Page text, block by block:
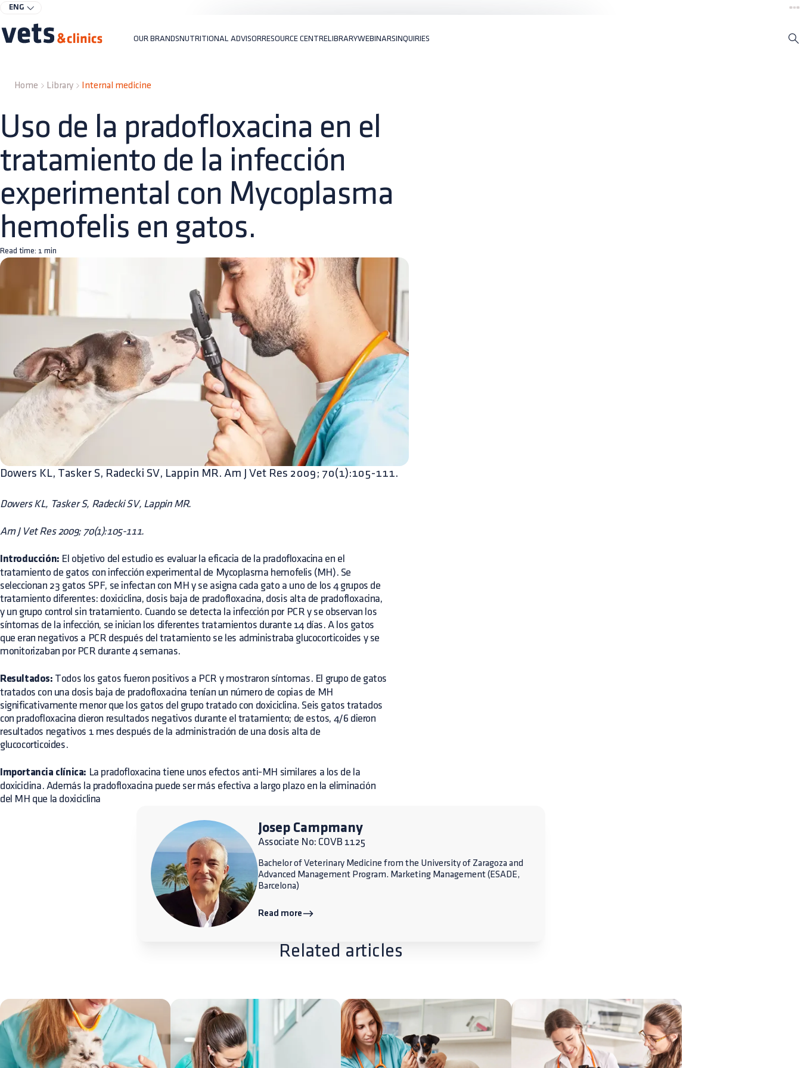
ENG
OUR BRANDSNUTRITIONAL ADVISORRESOURCE CENTRELIBRARYWEBINARSINQUIRIES
Home Library Internal medicine
Uso de la pradofloxacina en el
tratamiento de la infección
experimental con Mycoplasma
hemofelis en gatos.
Read time: 1 min
Dowers KL, Tasker S, Radecki SV, Lappin MR. Am J Vet Res 2009; 70(1):105-111.
Dowers KL, Tasker S, Radecki SV, Lappin MR.
Am J Vet Res 2009; 70(1):105-111.
Introducción: El objetivo del estudio es evaluar la eficacia de la pradofloxacina en el
tratamiento de gatos con infección experimental de Mycoplasma hemofelis (MH). Se
seleccionan 23 gatos SPF, se infectan con MH y se asigna cada gato a uno de los 4 grupos de
tratamiento diferentes: doxiciclina, dosis baja de pradofloxacina, dosis alta de pradofloxacina,
y un grupo control sin tratamiento. Cuando se detecta la infección por PCR y se observan los
síntomas de la infección, se inician los diferentes tratamientos durante 14 días. A los gatos
que eran negativos a PCR después del tratamiento se les administraba glucocorticoides y se
monitorizaban por PCR durante 4 semanas.
Resultados: Todos los gatos fueron positivos a PCR y mostraron síntomas. El grupo de gatos
tratados con una dosis baja de pradofloxacina tenían un número de copias de MH
significativamente menor que los gatos del grupo tratado con doxiciclina. Seis gatos tratados
con pradofloxacina dieron resultados negativos durante el tratamiento; de estos, 4/6 dieron
resultados negativos 1 mes después de la administración de una dosis alta de
glucocorticoides.
Importancia clínica: La pradofloxacina tiene unos efectos anti-MH similares a los de la
doxiciclina. Además la pradofloxacina puede ser más efectiva a largo plazo en la eliminación
del MH que la doxiciclina
Josep Campmany
Associate No: COVB 1125
Bachelor of Veterinary Medicine from the University of Zaragoza and
Advanced Management Program. Marketing Management (ESADE,
Barcelona)
Read more
Related articles